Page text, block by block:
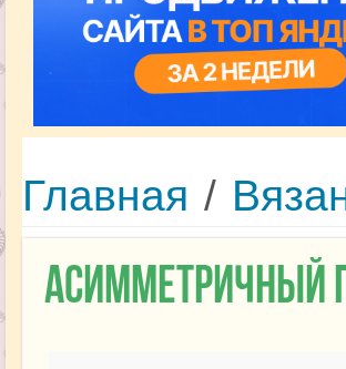
Главная /
Асимметричный